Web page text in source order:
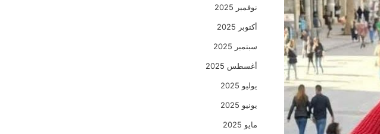
نوفمبر 2025
أكتوبر 2025
سبتمبر 2025
أغسطس 2025
يوليو 2025
يونيو 2025
مايو 2025